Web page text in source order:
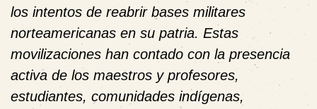
los intentos de reabrir bases militares
norteamericanas en su patria. Estas
movilizaciones han contado con la presencia
activa de los maestros y profesores,
estudiantes, comunidades indígenas,